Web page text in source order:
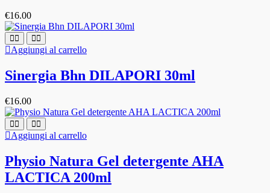
€16.00
Aggiungi al carrello
Sinergia Bhn DILAPORI 30ml
€16.00
Aggiungi al carrello
Physio Natura Gel detergente AHA
LACTICA 200ml